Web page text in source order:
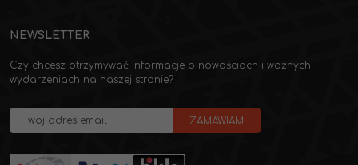
NEWSLETTER
Czy chcesz otrzymywać informacje o nowościach i ważnych
wydarzeniach na naszej stronie?